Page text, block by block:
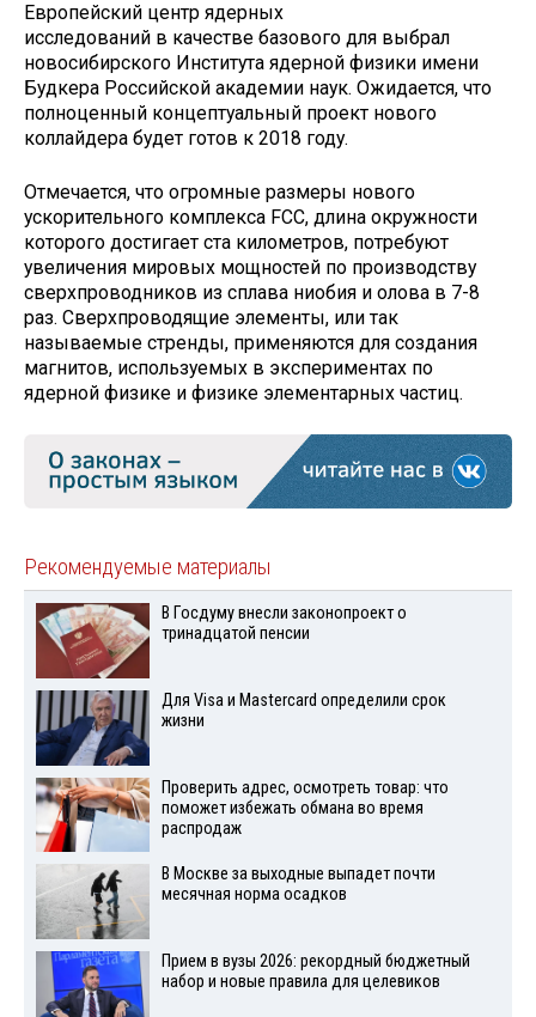
Европейский центр ядерных
исследований в качестве базового для выбрал
новосибирского Института ядерной физики имени
Будкера Российской академии наук. Ожидается, что
полноценный концептуальный проект нового
коллайдера будет готов к 2018 году.
Отмечается, что огромные размеры нового
ускорительного комплекса FCC, длина окружности
которого достигает ста километров, потребуют
увеличения мировых мощностей по производству
сверхпроводников из сплава ниобия и олова в 7-8
раз. Сверхпроводящие элементы, или так
называемые стренды, применяются для создания
магнитов, используемых в экспериментах по
ядерной физике и физике элементарных частиц.
Рекомендуемые материалы
В Госдуму внесли законопроект о
тринадцатой пенсии
Для Visа и Mastercard определили срок
жизни
Проверить адрес, осмотреть товар: что
поможет избежать обмана во время
распродаж
В Москве за выходные выпадет почти
месячная норма осадков
Прием в вузы 2026: рекордный бюджетный
набор и новые правила для целевиков